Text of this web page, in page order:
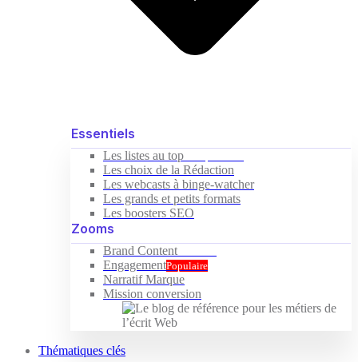
Essentiels
Les listes au top
Les choix de la Rédaction
Les webcasts à binge-watcher
Les grands et petits formats
Les boosters SEO
Zooms
Brand Content
EngagementPopulaire
Narratif Marque
Mission conversion
Thématiques clés